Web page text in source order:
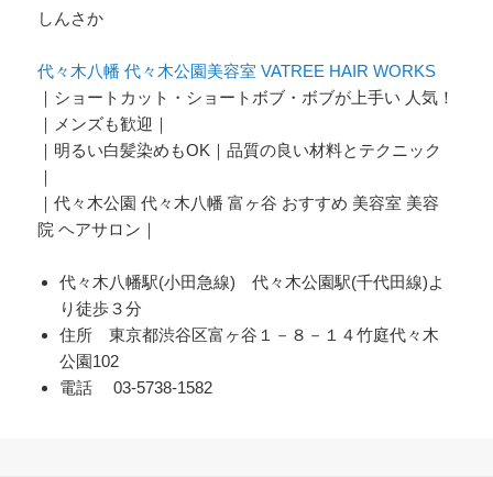
しんさか
代々木八幡 代々木公園美容室 VATREE HAIR WORKS
｜ショートカット・ショートボブ・ボブが上手い 人気！
｜メンズも歓迎｜
｜明るい白髪染めもOK｜品質の良い材料とテクニック
｜
｜代々木公園 代々木八幡 富ヶ谷 おすすめ 美容室 美容
院 ヘアサロン｜
代々木八幡駅(小田急線) 代々木公園駅(千代田線)よ
り徒歩３分
住所 東京都渋谷区富ヶ谷１－８－１４竹庭代々木
公園102
電話 03-5738-1582